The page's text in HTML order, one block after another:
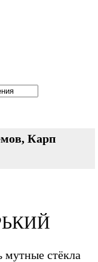
Карп
стёкла